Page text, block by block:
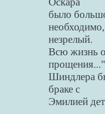
было
незрелый.
Всю жизнь
Шиндлера
браке с
Эмилией